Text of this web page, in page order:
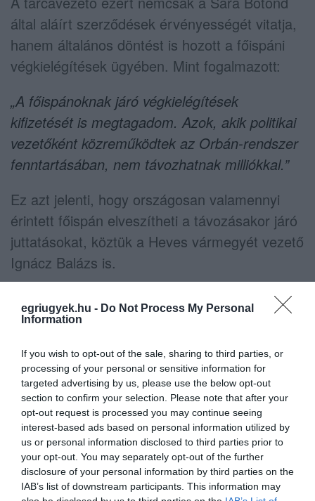
egriugyek.hu - Do Not Process My Personal
Information
If you wish to opt-out of the sale, sharing to third parties, or
processing of your personal or sensitive information for
targeted advertising by us, please use the below opt-out
section to confirm your selection. Please note that after your
opt-out request is processed you may continue seeing
interest-based ads based on personal information utilized by
us or personal information disclosed to third parties prior to
your opt-out. You may separately opt-out of the further
disclosure of your personal information by third parties on the
IAB’s list of downstream participants. This information may
által aláírt szerződések érvényességét vitatja,
hanem általános döntést is hozott a főispáni
végkielégítések ügyében. Mint fogalmazott:
„A főispánoknak járó végkielégítések
kifizetését is megtagadom. Azok, akik politikai
vezetőként közreműködtek az Orbán-rendszer
fenntartásában, nem távozhatnak milliókkal.”
Ez azt jelenti, hogy országosan valamennyi
érintett főispán elveszítheti a távozásakor járó
juttatásokat, köztük a Heves vármegyét vezető
Ignácz Balázs is.
A minisztérium ugyanakkor jelezte: abban az
esetben, ha az érintettek a követelt összeget
kedvezményezettek részére kiutalhatja az
összeget.
A közlemény végén politikai üzenetként azt
írták:
„Vége van azoknak az időknek, amikor a
politikai vezetők korlátlanul osztogathattak